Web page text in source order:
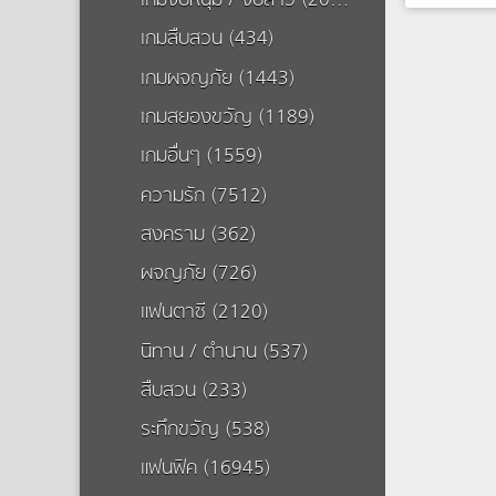
เกมสืบสวน (434)
เกมผจญภัย (1443)
เกมสยองขวัญ (1189)
เกมอื่นๆ (1559)
ความรัก (7512)
สงคราม (362)
ผจญภัย (726)
แฟนตาซี (2120)
นิทาน / ตำนาน (537)
สืบสวน (233)
ระทึกขวัญ (538)
แฟนฟิค (16945)